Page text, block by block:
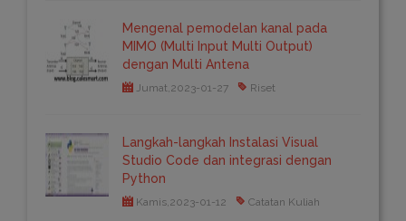
Mengenal pemodelan kanal pada
MIMO (Multi Input Multi Output)
dengan Multi Antena
Jumat,2023-01-27 Riset
Langkah-langkah Instalasi Visual
Studio Code dan integrasi dengan
Python
Kamis,2023-01-12 Catatan Kuliah